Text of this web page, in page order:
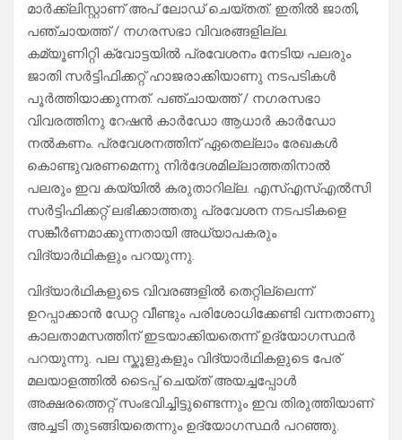
മാർക്ക്‌ലിസ്റ്റാണ് അപ് ലോഡ് ചെയ്തത്. ഇതിൽ ജാതി,
പഞ്ചായത്ത് / നഗരസഭാ വിവരങ്ങളില്ല.
കമ്യൂണിറ്റി ക്വോട്ടയിൽ പ്രവേശനം നേടിയ പലരും
ജാതി സർട്ടിഫിക്കറ്റ് ഹാജരാക്കിയാണു നടപടികൾ
പൂർത്തിയാക്കുന്നത്. പഞ്ചായത്ത് / നഗരസഭാ
വിവരത്തിനു റേഷൻ കാർഡോ ആധാർ കാർഡോ
നൽകണം. പ്രവേശനത്തിന് ഏതെല്ലാം രേഖകൾ
കൊണ്ടുവരണമെന്നു നിർദേശമില്ലാത്തതിനാൽ
പലരും ഇവ കയ്യിൽ കരുതാറില്ല. എസ്എസ്എൽസി
സർട്ടിഫിക്കറ്റ് ലഭിക്കാത്തതു പ്രവേശന നടപടികളെ
സങ്കീർണമാക്കുന്നതായി അധ്യാപകരും
വിദ്യാർഥികളും പറയുന്നു.
വിദ്യാർഥികളുടെ വിവരങ്ങളിൽ തെറ്റില്ലെന്ന്
ഉറപ്പാക്കാൻ ഡേറ്റ വീണ്ടും പരിശോധിക്കേണ്ടി വന്നതാണു
കാലതാമസത്തിന് ഇടയാക്കിയതെന്ന് ഉദ്യോഗസ്ഥർ
പറയുന്നു. പല സ്കൂളുകളും വിദ്യാർഥികളുടെ പേര്
മലയാളത്തിൽ ടൈപ്പ് ചെയ്ത് അയച്ചപ്പോൾ
അക്ഷരത്തെറ്റ് സംഭവിച്ചിട്ടുണ്ടെന്നും ഇവ തിരുത്തിയാണ്
അച്ചടി തുടങ്ങിയതെന്നും ഉദ്യോഗസ്ഥർ പറഞ്ഞു.